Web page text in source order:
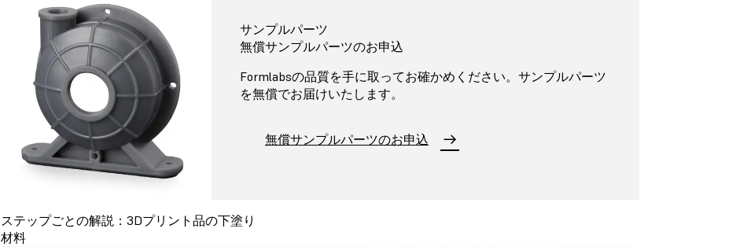
サンプルパーツ
無償サンプルパーツのお申込
Formlabsの品質を手に取ってお確かめください。サンプルパーツ
を無償でお届けいたします。
無償サンプルパーツのお申込
ステップごとの解説：3Dプリント品の下塗り
材料